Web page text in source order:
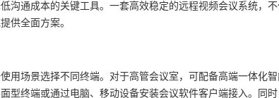
沟通成本的关键工具。一套高效稳定的远程视频会议系统，
供全面方案。
用场景选择不同终端。对于高管会议室，可配备高端一体化
型终端或通过电脑、移动设备安装会议软件客户端接入。同